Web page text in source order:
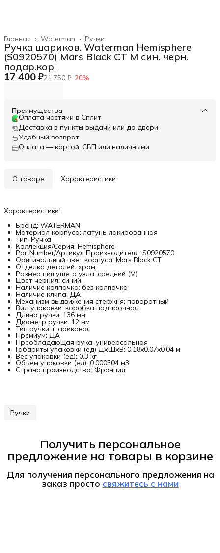
Ручки
Waterman ›
Главная ›
Ручка шариков. Waterman Hemisphere
(S0920570) Mars Black CT M син. черн.
подар.кор.
17 400 ₽21 750 ₽−20%
Преимущества
Оплата частями в Сплит
Доставка в пункты выдачи или до двери
Удобный возврат
Оплата — картой, СБП или наличными
О товаре Характеристики
Характеристики:
Бренд: WATERMAN
Материал корпуса: латунь лакированная
Тип: Ручка
Коллекция/Серия: Hemisphere
PartNumber/Артикул Производителя: S0920570
Оригинальный цвет корпуса: Mars Black CT
Отделка деталей: хром
Размер пишущего узла: средний (M)
Цвет чернил: синий
Наличие колпачка: без колпачка
Наличие клипа: ДА
Механизм выдвижения стержня: поворотный
Вид упаковки: коробка подарочная
Длина ручки: 136 мм
Диаметр ручки: 12 мм
Тип ручки: шариковая
Премиум: ДА
Преобладающая рука: универсальная
Габариты упаковки (ед) ДхШхВ: 0.18x0.07x0.04 м
Вес упаковки (ед): 0.3 кг
Объем упаковки (ед): 0.000504 м3
Страна производства: Франция
Ручки
Получить персональное
предложение на товары в корзине
Для получения персонального предложения на
заказ просто свяжитесь с нами